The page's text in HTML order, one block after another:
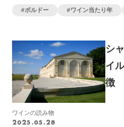
ボルドー ワイン当たり年
ワインの読み物
2025.05.28
シ
イ
徴